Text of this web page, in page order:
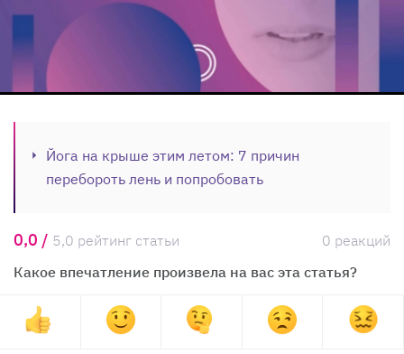
Йога на крыше этим летом: 7 причин
перебороть лень и попробовать
0,0 / 5,0 рейтинг статьи
0 реакций
Какое впечатление произвела на вас эта статья?